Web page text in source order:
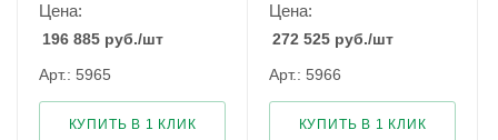
Цена:
196 885 руб./шт
Арт.: 5965
КУПИТЬ В 1 КЛИК
Цена:
272 525 руб./шт
Арт.: 5966
КУПИТЬ В 1 КЛИК